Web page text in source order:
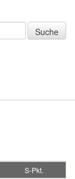
S-Pkt.